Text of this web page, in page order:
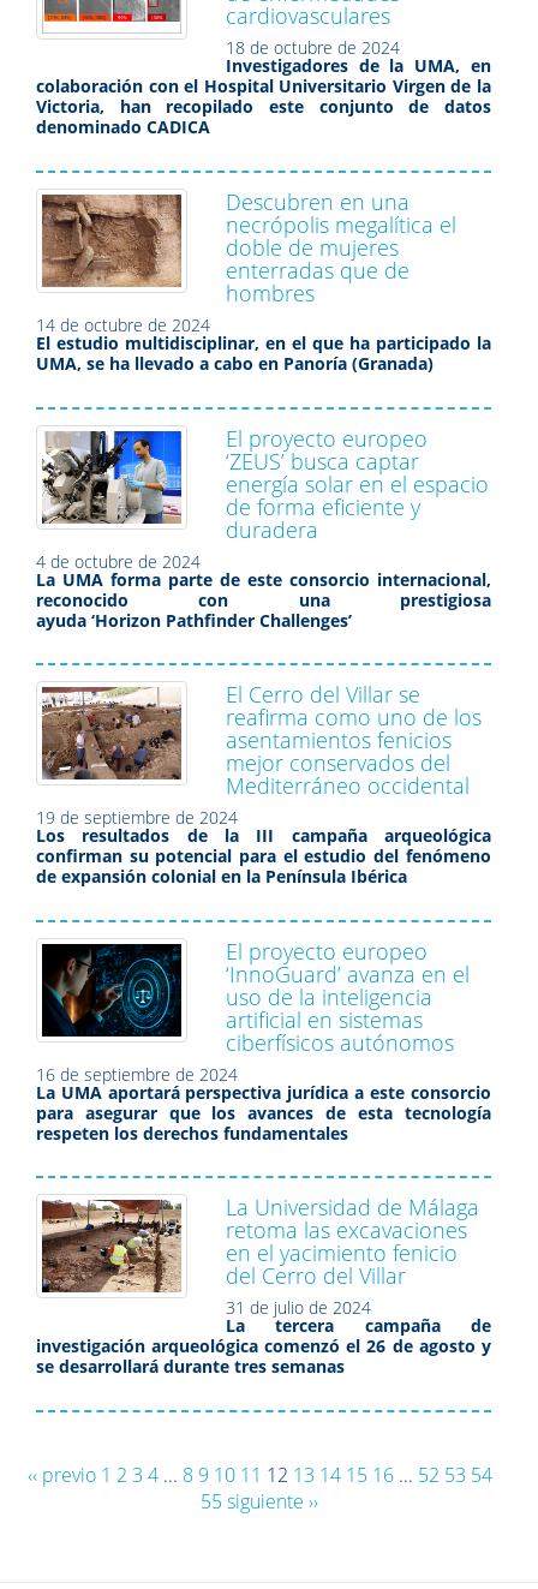
cardiovasculares
18 de octubre de 2024
Investigadores de la UMA, en
colaboración con el Hospital Universitario Virgen de la
Victoria, han recopilado este conjunto de datos
denominado CADICA
Descubren en una
necrópolis megalítica el
doble de mujeres
enterradas que de
hombres
14 de octubre de 2024
El estudio multidisciplinar, en el que ha participado la
UMA, se ha llevado a cabo en Panoría (Granada)
El proyecto europeo
‘ZEUS’ busca captar
energía solar en el espacio
de forma eficiente y
duradera
4 de octubre de 2024
La UMA forma parte de este consorcio internacional,
reconocido con una prestigiosa
ayuda ‘Horizon Pathfinder Challenges’
El Cerro del Villar se
reafirma como uno de los
asentamientos fenicios
mejor conservados del
Mediterráneo occidental
19 de septiembre de 2024
Los resultados de la III campaña arqueológica
confirman su potencial para el estudio del fenómeno
de expansión colonial en la Península Ibérica
El proyecto europeo
‘InnoGuard’ avanza en el
uso de la inteligencia
artificial en sistemas
ciberfísicos autónomos
16 de septiembre de 2024
La UMA aportará perspectiva jurídica a este consorcio
para asegurar que los avances de esta tecnología
respeten los derechos fundamentales
La Universidad de Málaga
retoma las excavaciones
en el yacimiento fenicio
del Cerro del Villar
31 de julio de 2024
La tercera campaña de
investigación arqueológica comenzó el 26 de agosto y
se desarrollará durante tres semanas
‹‹ previo 1 2 3 4... 8 9 10 11 12 13 14 15 16... 52 53 54
55siguiente ››